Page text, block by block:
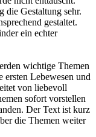
die Gestaltung sehr.
gestaltet.
ein echter
wichtige Themen
Lebewesen und
von liebevoll
sofort vorstellen
Der Text ist kurz
die Themen weiter